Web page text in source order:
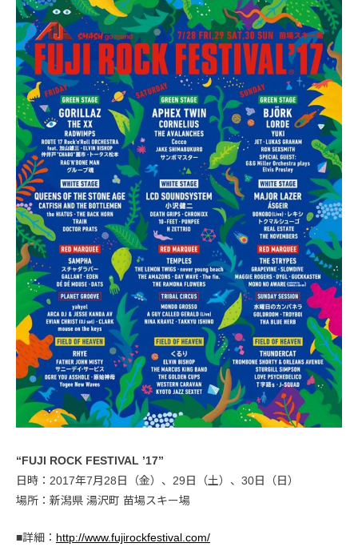
“FUJI ROCK FESTIVAL ’17”
日時：2017年7月28日（金）、29日（土）、30日（日）
場所：新潟県 湯沢町 苗場スキー場
■詳細： http://www.fujirockfestival.com/